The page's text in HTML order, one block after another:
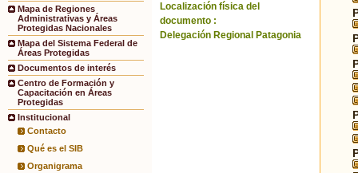
Mapa de Regiones
Administrativas y Áreas
Protegidas Nacionales
Mapa del Sistema Federal de
Áreas Protegidas
Documentos de interés
Centro de Formación y
Capacitación en Áreas
Protegidas
Institucional
Contacto
Qué es el SIB
Organigrama
Localización física del
documento :
Delegación Regional Patagonia